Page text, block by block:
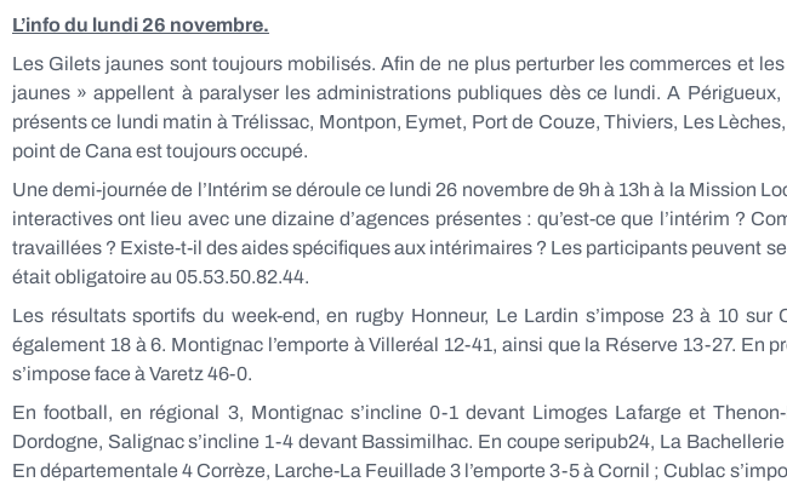
L’info du lundi 26 novembre.
Les Gilets jaunes sont toujours mobilisés. Afin de ne plus perturber les commerces et
jaunes » appellent à paralyser les administrations publiques dès ce lundi. A
présents ce lundi matin à Trélissac, Montpon, Eymet, Port de Couze, Thiviers, Les
point de Cana est toujours occupé.
Une demi-journée de l’Intérim se déroule ce lundi 26 novembre de 9h à 13h à la Mission
interactives ont lieu avec une dizaine d’agences présentes : qu’est-ce que l’intérim ?
travaillées ? Existe-t-il des aides spécifiques aux intérimaires ? Les participants peuvent
était obligatoire au 05.53.50.82.44.
Les résultats sportifs du week-end, en rugby Honneur, Le Lardin s’impose 23 à 10 sur
également 18 à 6. Montignac l’emporte à Villeréal 12-41, ainsi que la Réserve 13-27. En
s’impose face à Varetz 46-0.
En football, en régional 3, Montignac s’incline 0-1 devant Limoges Lafarge et
Dordogne, Salignac s’incline 1-4 devant Bassimilhac. En coupe seripub24, La
En départementale 4 Corrèze, Larche-La Feuillade 3 l’emporte 3-5 à Cornil ; Cublac